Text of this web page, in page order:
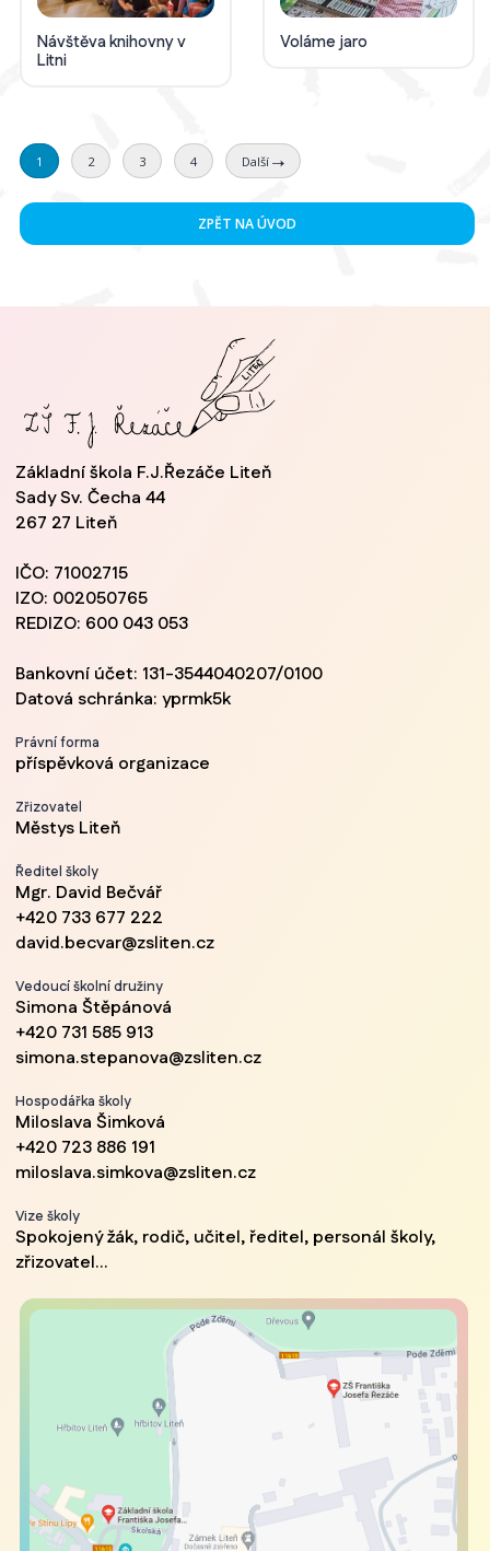
Návštěva knihovny v
Litni
Voláme jaro
1 2 3 4 Další
ZPĚT NA ÚVOD
Základní škola F.J.Řezáče Liteň
Sady Sv. Čecha 44
267 27 Liteň
IČO: 71002715
IZO: 002050765
REDIZO: 600 043 053
Bankovní účet: 131-3544040207/0100
Datová schránka: yprmk5k
Právní forma
příspěvková organizace
Zřizovatel
Městys Liteň
Ředitel školy
Mgr. David Bečvář
+420 733 677 222
david.becvar@zsliten.cz
Vedoucí školní družiny
Simona Štěpánová
+420 731 585 913
simona.stepanova@zsliten.cz
Hospodářka školy
Miloslava Šimková
+420 723 886 191
miloslava.simkova@zsliten.cz
Vize školy
Spokojený žák, rodič, učitel, ředitel, personál školy,
zřizovatel...